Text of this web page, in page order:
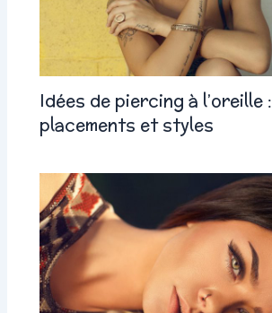
Idées de piercing à l’oreille :
placements et styles